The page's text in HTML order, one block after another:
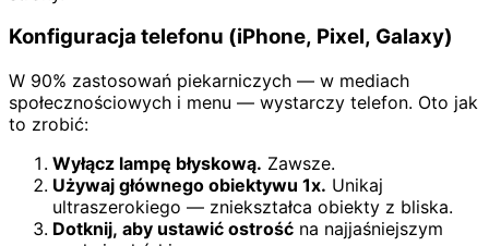
Konfiguracja telefonu (iPhone, Pixel, Galaxy)
W 90% zastosowań piekarniczych — w mediach
społecznościowych i menu — wystarczy telefon. Oto jak
to zrobić:
Wyłącz lampę błyskową. Zawsze.
Używaj głównego obiektywu 1x. Unikaj
ultraszerokiego — zniekształca obiekty z bliska.
Dotknij, aby ustawić ostrość na najjaśniejszym